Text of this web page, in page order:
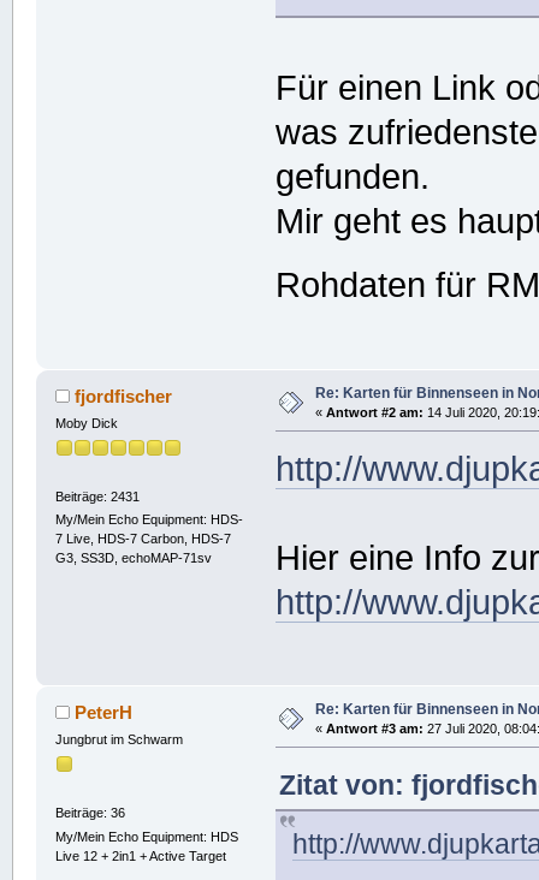
Für einen Link
was
gefunden.
Mir geht es
Rohdaten für
fjordfischer
Moby Dick
Beiträge: 2431
My/Mein Echo Equipment: HDS-
7 Live, HDS-7 Carbon, HDS-7
G3, SS3D, echoMAP-71sv
Re: Karten für Binnenseen in
« Antwort #2 am: 14 Juli 2020,
http://
Hier eine Info
http://
PeterH
Jungbrut im Schwarm
Beiträge: 36
My/Mein Echo Equipment: HDS
Live 12 + 2in1 + Active Target
Re: Karten für Binnenseen in
« Antwort #3 am: 27 Juli 2020,
Zitat von:
http://